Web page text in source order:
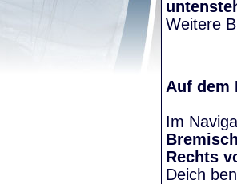
Weitere
Auf dem
Im
Rechts
Deich